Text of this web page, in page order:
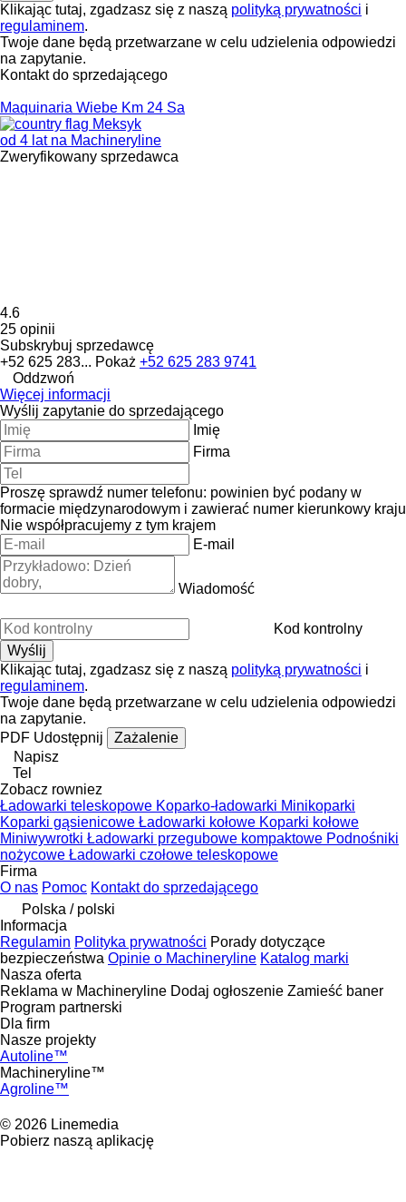
Klikając tutaj, zgadzasz się z naszą polityką prywatności i
regulaminem.
Twoje dane będą przetwarzane w celu udzielenia odpowiedzi
na zapytanie.
Kontakt do sprzedającego
Maquinaria Wiebe Km 24 Sa
Meksyk
od 4 lat na Machineryline
Zweryfikowany sprzedawca
4.6
25 opinii
Subskrybuj sprzedawcę
+52 625 283... Pokaż +52 625 283 9741
Oddzwoń
Więcej informacji
Wyślij zapytanie do sprzedającego
Imię
Firma
Proszę sprawdź numer telefonu: powinien być podany w
formacie międzynarodowym i zawierać numer kierunkowy kraju
Nie współpracujemy z tym krajem
E-mail
Wiadomość
Kod kontrolny
Klikając tutaj, zgadzasz się z naszą polityką prywatności i
regulaminem.
Twoje dane będą przetwarzane w celu udzielenia odpowiedzi
na zapytanie.
PDF Udostępnij
Zażalenie
Napisz
Tel
Zobacz rowniez
Ładowarki teleskopowe Koparko-ładowarki Minikoparki
Koparki gąsienicowe Ładowarki kołowe Koparki kołowe
Miniwywrotki Ładowarki przegubowe kompaktowe Podnośniki
nożycowe Ładowarki czołowe teleskopowe
Firma
O nas Pomoc Kontakt do sprzedającego
Polska / polski
Informacja
Regulamin Polityka prywatności Porady dotyczące
bezpieczeństwa Opinie o Machineryline Katalog marki
Nasza oferta
Reklama w Machineryline Dodaj ogłoszenie Zamieść baner
Program partnerski
Dla firm
Nasze projekty
Autoline™
Machineryline™
Agroline™
© 2026 Linemedia
Pobierz naszą aplikację